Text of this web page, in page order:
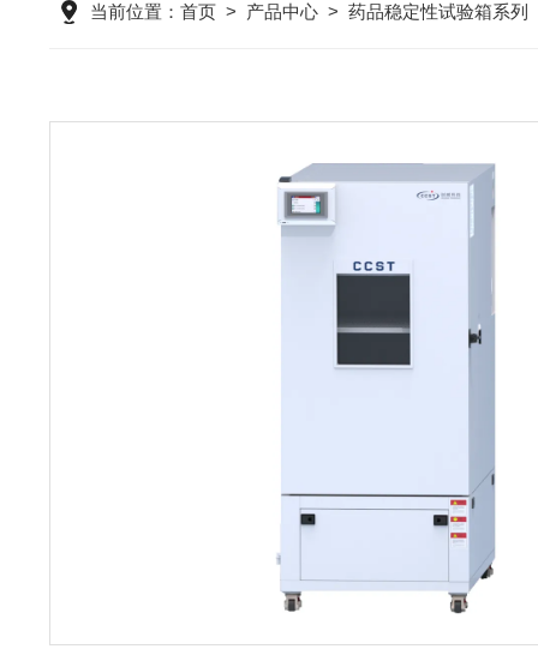
当前位置： 首页> 产品中心> 药品稳定性试验箱系列